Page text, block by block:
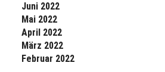
Juni 2022
Mai 2022
April 2022
März 2022
Februar 2022